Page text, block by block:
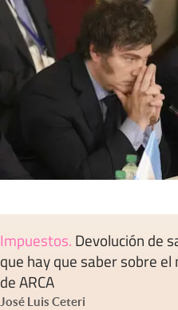
Impuestos. Devolución de
que hay que saber sobre
de ARCA
José Luis Ceteri